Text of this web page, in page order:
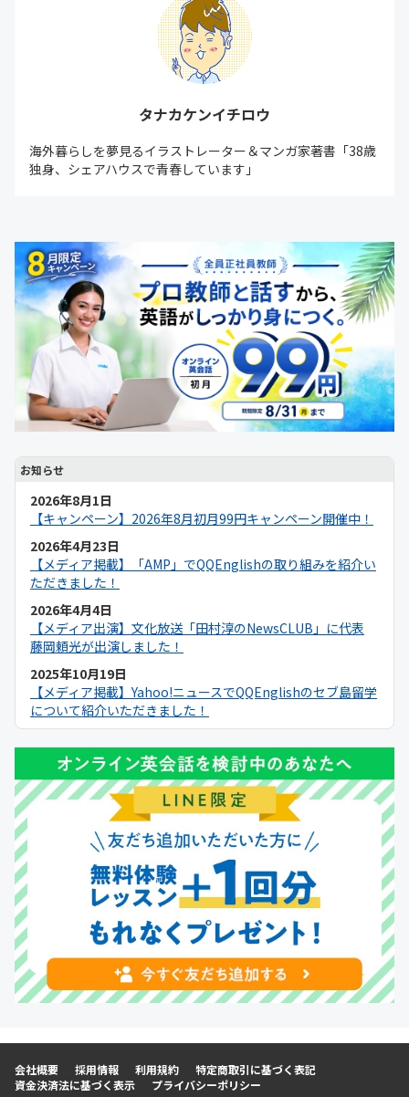
タナカケンイチロウ
海外暮らしを夢見るイラストレーター＆マンガ家著書「38歳
独身、シェアハウスで青春しています」
お知らせ
2026年8月1日
【キャンペーン】2026年8月初月99円キャンペーン開催中！
2026年4月23日
【メディア掲載】「AMP」でQQEnglishの取り組みを紹介い
ただきました！
2026年4月4日
【メディア出演】文化放送「田村淳のNewsCLUB」に代表
藤岡頼光が出演しました！
2025年10月19日
【メディア掲載】Yahoo!ニュースでQQEnglishのセブ島留学
について紹介いただきました！
【メディア掲載】NNA ASIAでQQEnglishのセブ島留学につ
いて紹介いただきました！
2025年9月6日
【メディア掲載】日本経済新聞でQQEnglishのセブ島留学に
ついて紹介いただきました！
2025年9月1日
【キャンペーン】2025年9月初月0円キャンペーン開催中！
2025年8月11日
【メディア出演】Heart FM「QUEEN OF HERTS」に
QQEnglishマーケティングスタッフが出演しました！
2025年8月1日
【プロジェクト】「Lesson for Smile Project」実施中！
会社概要 採用情報 利用規約
特定商取引に基づく表記
資金決済法に基づく表示
プライバシーポリシー